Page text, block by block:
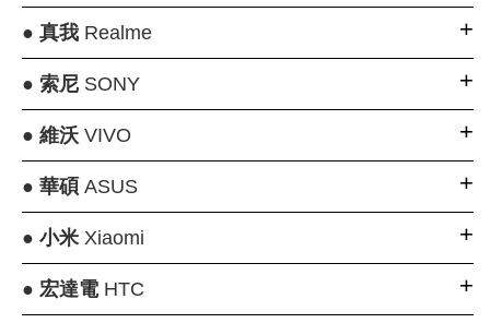
● 真我Realme
● 索尼SONY
● 維沃VIVO
● 華碩 ASUS
● 小米Xiaomi
● 宏達電HTC